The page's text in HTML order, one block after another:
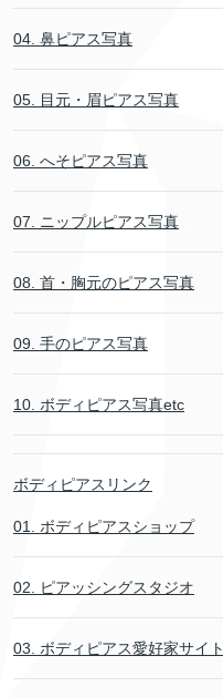
04. 鼻ピアス写真
05. 目元・眉ピアス写真
06. へそピアス写真
07. ニップルピアス写真
08. 首・胸元のピアス写真
09. 手のピアス写真
10. ボディピアス写真etc
ボディピアスリンク
01. ボディピアスショップ
02. ピアッシングスタジオ
03. ボディピアス愛好家サイト